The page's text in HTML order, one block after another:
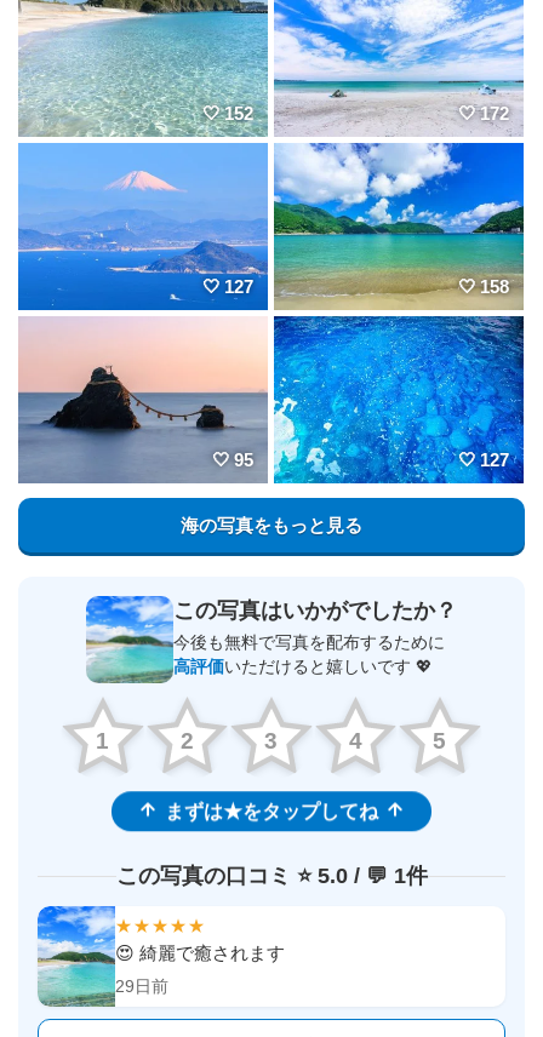
152 172
127 158
95 127
海の写真をもっと見る
この写真はいかがでしたか？
今後も無料で写真を配布するために
高評価いただけると嬉しいです 💖
1 2 3 4 5
まずは★をタップしてね
この写真の口コミ ⭐️ 5.0 / 💬 1件
★★★★★
😍 綺麗で癒されます
29日前